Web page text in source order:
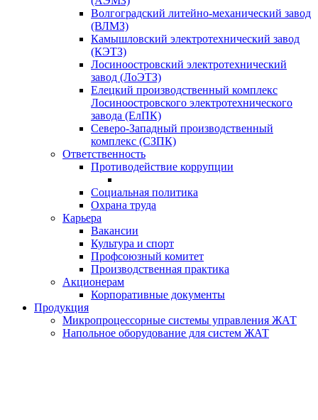
Волгоградский литейно-механический завод
(ВЛМЗ)
Камышловский электротехнический завод
(КЭТЗ)
Лосиноостровский электротехнический
завод (ЛоЭТЗ)
Елецкий производственный комплекс
Лосиноостровского электротехнического
завода (ЕлПК)
Северо-Западный производственный
комплекс (СЗПК)
Ответственность
Противодействие коррупции
Социальная политика
Охрана труда
Карьера
Вакансии
Культура и спорт
Профсоюзный комитет
Производственная практика
Акционерам
Корпоративные документы
Продукция
Микропроцессорные системы управления ЖАТ
Напольное оборудование для систем ЖАТ